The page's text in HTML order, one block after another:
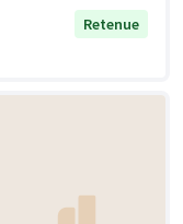
Retenue